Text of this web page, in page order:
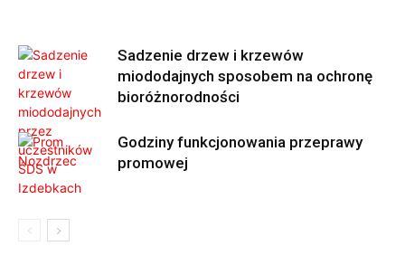
Sadzenie drzew i krzewów
miododajnych sposobem na ochronę
bioróżnorodności
Godziny funkcjonowania przeprawy
promowej